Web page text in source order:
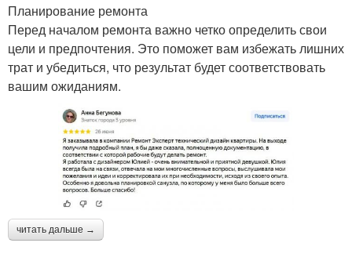
Планирование ремонта
Перед началом ремонта важно четко определить свои
цели и предпочтения. Это поможет вам избежать лишних
трат и убедиться, что результат будет соответствовать
вашим ожиданиям.
читать дальше →